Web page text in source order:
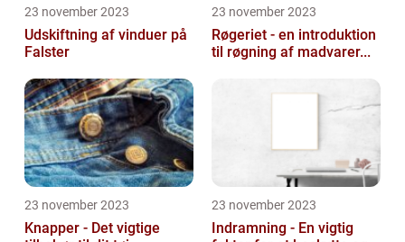
23 november 2023
Udskiftning af vinduer på
Falster
23 november 2023
Røgeriet - en introduktion
til røgning af madvarer...
23 november 2023
Knapper - Det vigtige
23 november 2023
Indramning - En vigtig